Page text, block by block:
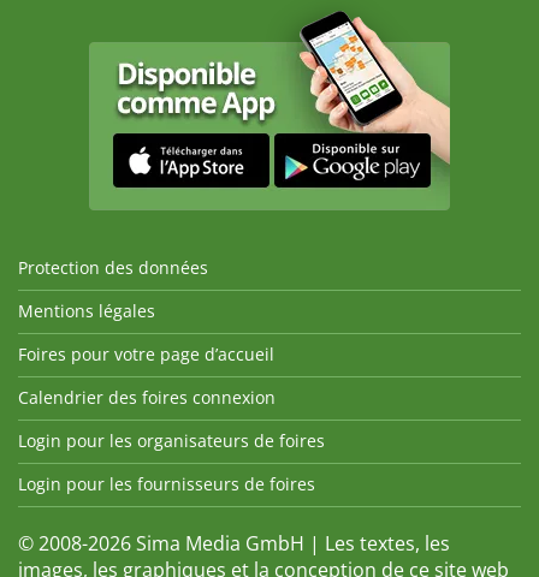
Protection des données
Mentions légales
Foires pour votre page d’accueil
Calendrier des foires connexion
Login pour les organisateurs de foires
Login pour les fournisseurs de foires
© 2008-2026 Sima Media GmbH | Les textes, les
images, les graphiques et la conception de ce site web